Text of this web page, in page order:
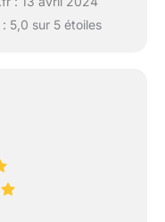
5,0 sur 5 étoiles